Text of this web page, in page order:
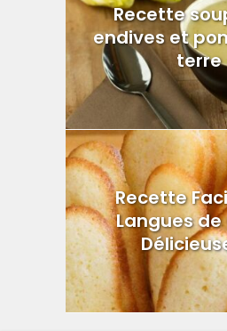
Recette
endives et
terre
Recette
Langues